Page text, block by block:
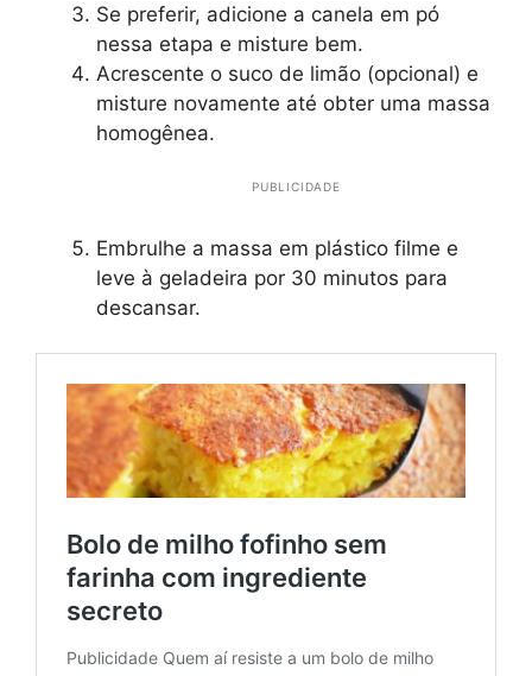
Se preferir, adicione a canela em pó
nessa etapa e misture bem.
Acrescente o suco de limão (opcional) e
misture novamente até obter uma massa
homogênea.
PUBLICIDADE
Embrulhe a massa em plástico filme e
leve à geladeira por 30 minutos para
descansar.